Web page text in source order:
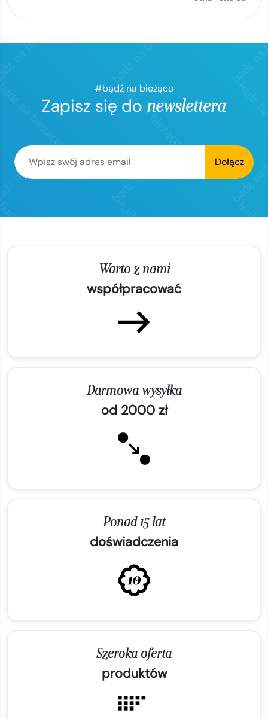
#bądź na bieżąco
Zapisz się do newslettera
Dołącz
Warto z nami
współpracować
Darmowa wysyłka
od 2000 zł
Ponad 15 lat
doświadczenia
Szeroka oferta
produktów